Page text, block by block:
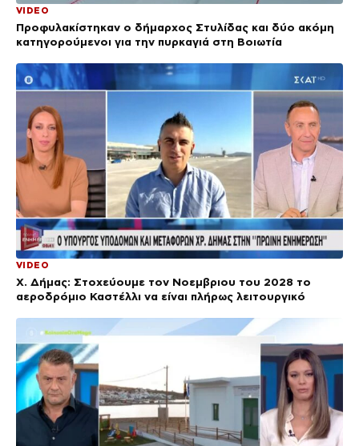
VIDEO
Προφυλακίστηκαν ο δήμαρχος Στυλίδας και δύο ακόμη
κατηγορούμενοι για την πυρκαγιά στη Βοιωτία
VIDEO
Χ. Δήμας: Στοχεύουμε τον Νοεμβριου του 2028 το
αεροδρόμιο Καστέλλι να είναι πλήρως λειτουργικό